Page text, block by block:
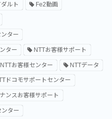
ルト Fe2動画
ター
ター NTTお客様サポート
NTTお客様センター NTTデータ
ドコモサポートセンター
ンスお客様サポート
ター